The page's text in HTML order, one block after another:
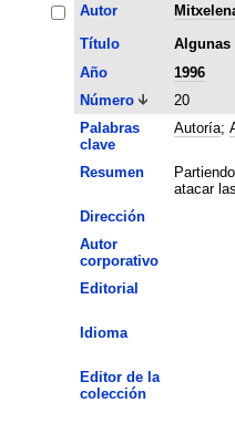
Autor
Título
Algunas
Año
1996
Número
20
Palabras
clave
Autoría;
Resumen
atacar
Dirección
Autor
corporativo
Editorial
Idioma
Editor de la
colección